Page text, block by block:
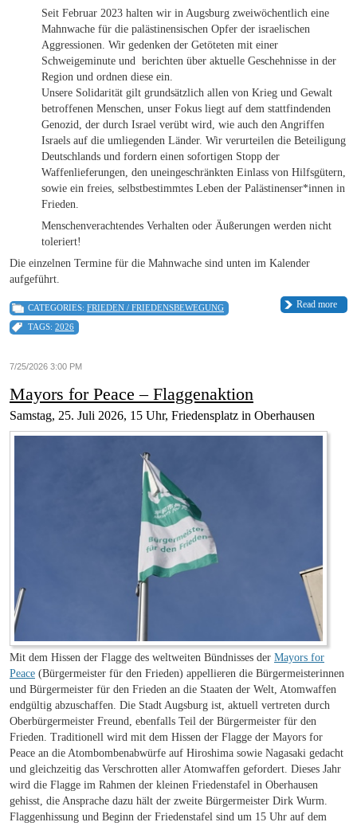
Seit Februar 2023 halten wir in Augsburg zweiwöchentlich eine
Mahnwache für die palästinensischen Opfer der israelischen
Aggressionen. Wir gedenken der Getöteten mit einer
Schweigeminute und berichten über aktuelle Geschehnisse in der
Region und ordnen diese ein.
Unsere Solidarität gilt grundsätzlich allen von Krieg und Gewalt
betroffenen Menschen, unser Fokus liegt auf dem stattfindenden
Genozid, der durch Israel verübt wird, wie auch den Angriffen
Israels auf die umliegenden Länder. Wir verurteilen die Beteiligung
Deutschlands und fordern einen sofortigen Stopp der
Waffenlieferungen, den uneingeschränkten Einlass von Hilfsgütern,
sowie ein freies, selbstbestimmtes Leben der Palästinenser*innen in
Frieden.
Menschenverachtendes Verhalten oder Äußerungen werden nicht
toleriert!
Die einzelnen Termine für die Mahnwache sind unten im Kalender
aufgeführt.
Read more
CATEGORIES: FRIEDEN / FRIEDENSBEWEGUNG
TAGS: 2026
7/25/2026 3:00 PM
Mayors for Peace – Flaggenaktion
Samstag, 25. Juli 2026, 15 Uhr, Friedensplatz in Oberhausen
Mit dem Hissen der Flagge des weltweiten Bündnisses der Mayors for
Peace (Bürgermeister für den Frieden) appellieren die Bürgermeisterinnen
und Bürgermeister für den Frieden an die Staaten der Welt, Atomwaffen
endgültig abzuschaffen. Die Stadt Augsburg ist, aktuell vertreten durch
Oberbürgermeister Freund, ebenfalls Teil der Bürgermeister für den
Frieden. Traditionell wird mit dem Hissen der Flagge der Mayors for
Peace an die Atombombenabwürfe auf Hiroshima sowie Nagasaki gedacht
und gleichzeitig das Verschrotten aller Atomwaffen gefordert. Dieses Jahr
wird die Flagge im Rahmen der kleinen Friedenstafel in Oberhausen
gehisst, die Ansprache dazu hält der zweite Bürgermeister Dirk Wurm.
Flaggenhissung und Beginn der Friedenstafel sind um 15 Uhr auf dem